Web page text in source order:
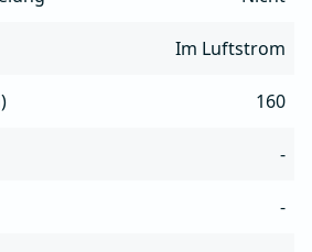
Im Luftstrom
160
-
-